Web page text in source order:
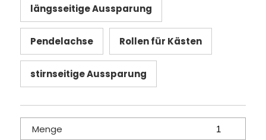
längsseitige Aussparung
Pendelachse Rollen für Kästen
stirnseitige Aussparung
Menge